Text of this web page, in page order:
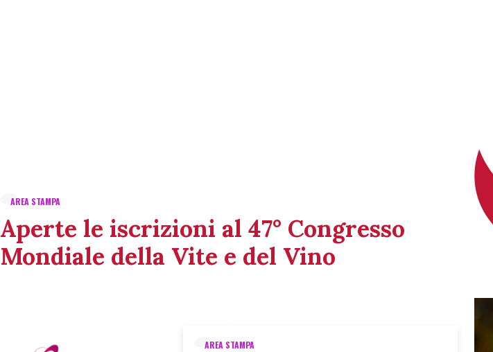
AREA STAMPA
Aperte le iscrizioni al 47° Congresso
Mondiale della Vite e del Vino
AREA STAMPA